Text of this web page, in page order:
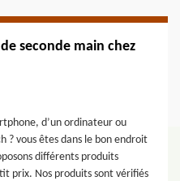
seconde main chez
d’un ordinateur ou
? vous êtes dans le bon endroit
différents produits
prix. Nos produits sont vérifiés